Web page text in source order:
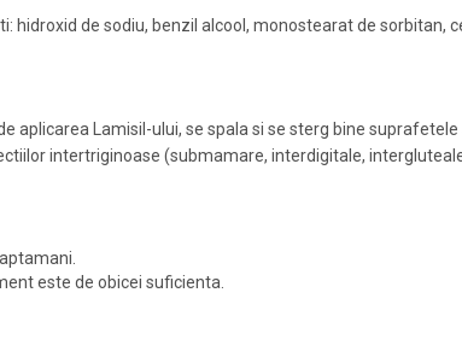
hidroxid de sodiu, benzil alcool, monostearat de sorbitan,
aplicarea Lamisil-ului, se spala si se sterg bine
intertriginoase (submamare, interdigitale,
este de obicei suficienta.